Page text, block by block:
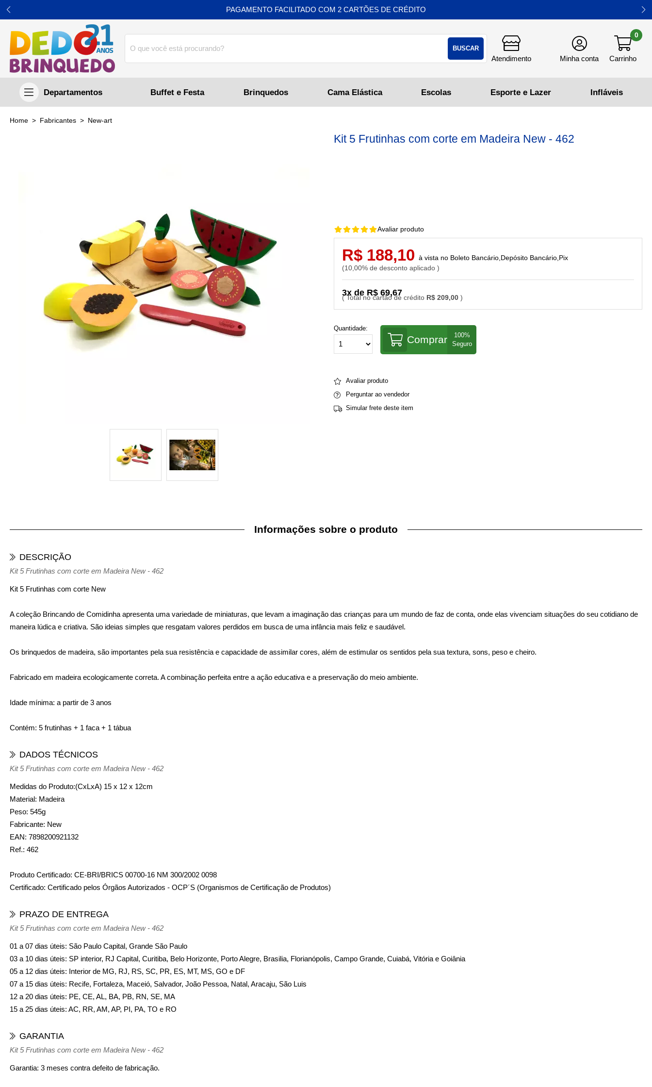
BUSCAR
0
Buffet e Festa Brinquedos Cama Elástica
PAGAMENTO FACILITADO COM 2 CARTÕES DE CRÉDITO
home Fabricantes new-art
Kit 5 Frutinhas com corte em Madeira New - 462
Avaliar produto
R$ 209,00
3x de R$ 69,67
R$ 188,10
10,00% de desconto aplicado
Boleto Bancário,Depósito Bancário,Pix
Quantidade:
Comprar
Avaliar produto
Perguntar ao vendedor
Simular frete deste item
Informações sobre o produto
DESCRIÇÃO
Kit 5 Frutinhas com corte em Madeira New - 462
Kit 5 Frutinhas com corte New
A coleção Brincando de Comidinha apresenta uma variedade de miniaturas, que levam a imaginação das crianças para um mundo de faz de conta, onde elas vivenciam situações do seu cotidiano de
maneira lúdica e criativa. São ideias simples que resgatam valores perdidos em busca de uma infância mais feliz e saudável.
Os brinquedos de madeira, são importantes pela sua resistência e capacidade de assimilar cores, além de estimular os sentidos pela sua textura, sons, peso e cheiro.
Fabricado em madeira ecologicamente correta. A combinação perfeita entre a ação educativa e a preservação do meio ambiente.
Idade mínima: a partir de 3 anos
Contém: 5 frutinhas + 1 faca + 1 tábua
DADOS TÉCNICOS
Kit 5 Frutinhas com corte em Madeira New - 462
Medidas do Produto:(CxLxA) 15 x 12 x 12cm
Material: Madeira
Peso: 545g
Fabricante: New
EAN: 7898200921132
Ref.: 462
Produto Certificado: CE-BRI/BRICS 00700-16 NM 300/2002 0098
Certificado: Certificado pelos Órgãos Autorizados - OCP´S (Organismos de Certificação de Produtos)
PRAZO DE ENTREGA
Kit 5 Frutinhas com corte em Madeira New - 462
01 a 07 dias úteis: São Paulo Capital, Grande São Paulo
03 a 10 dias úteis: SP interior, RJ Capital, Curitiba, Belo Horizonte, Porto Alegre, Brasilia, Florianópolis, Campo Grande, Cuiabá, Vitória e Goiânia
05 a 12 dias úteis: Interior de MG, RJ, RS, SC, PR, ES, MT, MS, GO e DF
07 a 15 dias úteis: Recife, Fortaleza, Maceió, Salvador, João Pessoa, Natal, Aracaju, São Luis
12 a 20 dias úteis: PE, CE, AL, BA, PB, RN, SE, MA
15 a 25 dias úteis: AC, RR, AM, AP, PI, PA, TO e RO
GARANTIA
Kit 5 Frutinhas com corte em Madeira New - 462
Garantia: 3 meses contra defeito de fabricação.